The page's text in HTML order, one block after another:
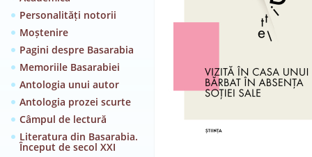
Personalități notorii
Moștenire
Pagini despre Basarabia
Memoriile Basarabiei
Antologia unui autor
Antologia prozei scurte
Câmpul de lectură
Literatura din Basarabia.
Început de secol XXI